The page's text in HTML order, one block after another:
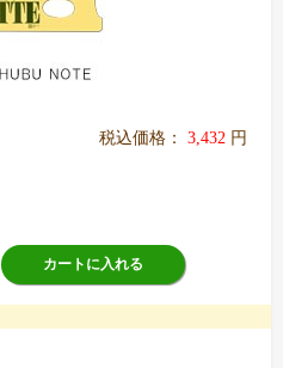
税込価格： 3,432 円
カートに入れる